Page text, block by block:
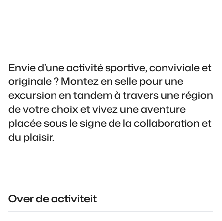
Envie d’une activité sportive, conviviale et
originale ? Montez en selle pour une
excursion en tandem à travers une région
de votre choix et vivez une aventure
placée sous le signe de la collaboration et
du plaisir.
Over de activiteit